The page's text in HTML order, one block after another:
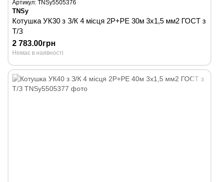
Артикул: TNSy5505376
TNSy
Котушка УК30 з З/К 4 місця 2Р+PЕ 30м 3х1,5 мм2 ГОСТ з
Т/З
2 783.00грн
Немає в наявності